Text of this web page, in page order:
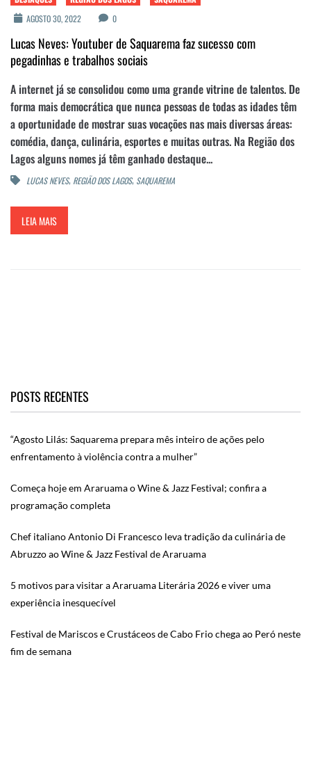
AGOSTO 30, 2022
0
Lucas Neves: Youtuber de Saquarema faz sucesso com
pegadinhas e trabalhos sociais
A internet já se consolidou como uma grande vitrine de talentos. De
forma mais democrática que nunca pessoas de todas as idades têm
a oportunidade de mostrar suas vocações nas mais diversas áreas:
comédia, dança, culinária, esportes e muitas outras. Na Região dos
Lagos alguns nomes já têm ganhado destaque...
LUCAS NEVES, REGIÃO DOS LAGOS, SAQUAREMA
LEIA MAIS
POSTS RECENTES
“Agosto Lilás: Saquarema prepara mês inteiro de ações pelo
enfrentamento à violência contra a mulher”
Começa hoje em Araruama o Wine & Jazz Festival; confira a
programação completa
Chef italiano Antonio Di Francesco leva tradição da culinária de
Abruzzo ao Wine & Jazz Festival de Araruama
5 motivos para visitar a Araruama Literária 2026 e viver uma
experiência inesquecível
Festival de Mariscos e Crustáceos de Cabo Frio chega ao Peró neste
fim de semana